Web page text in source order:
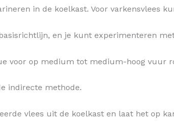
in de koelkast. Voor varkensvlees
en je kunt experimenteren
voor op medium tot medium-hoog vuur
indirecte methode.
vlees uit de koelkast en laat het op